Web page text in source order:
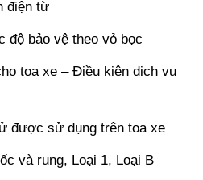
điện từ
độ bảo vệ theo vỏ bọc
toa xe – Điều kiện dịch vụ
được sử dụng trên toa xe
và rung, Loại 1, Loại B